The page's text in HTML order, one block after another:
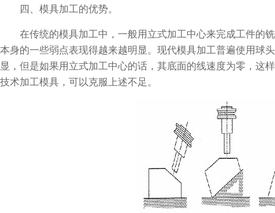
四、模具加工的优势。
在传统的模具加工中，一般用立式加工中心来完成工件的
本身的一些弱点表现得越来越明显。现代模具加工普遍使用球
显，但是如果用立式加工中心的话，其底面的线速度为零，这
技术加工模具，可以克服上述不足。